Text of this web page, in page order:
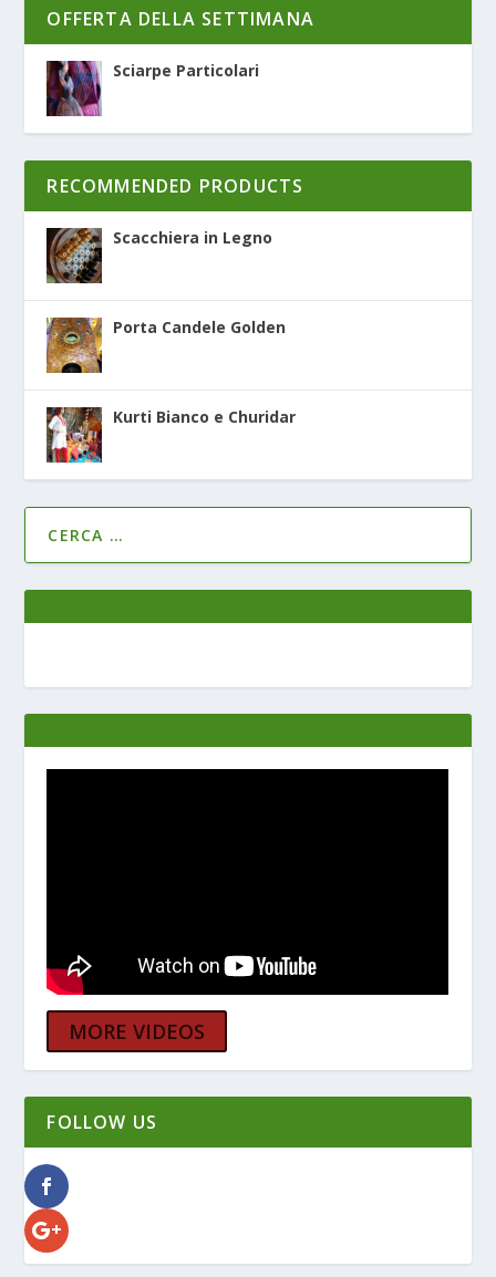
OFFERTA DELLA SETTIMANA
Sciarpe Particolari
RECOMMENDED PRODUCTS
Scacchiera in Legno
Porta Candele Golden
Kurti Bianco e Churidar
MORE VIDEOS
FOLLOW US